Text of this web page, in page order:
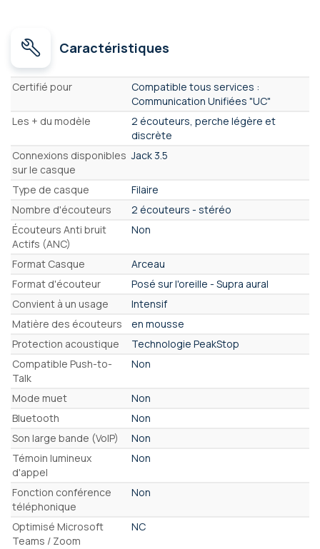
Caractéristiques
Caractéristiques
Certifié pour
Compatible tous services :
Communication Unifiées "UC"
Les + du modèle
2 écouteurs, perche légère et
discrète
Connexions disponibles
sur le casque
Jack 3.5
Type de casque
Filaire
Nombre d'écouteurs
2 écouteurs - stéréo
Écouteurs Anti bruit
Actifs (ANC)
Non
Format Casque
Arceau
Format d'écouteur
Posé sur l'oreille - Supra aural
Convient à un usage
Intensif
Matière des écouteurs
en mousse
Protection acoustique
Technologie PeakStop
Compatible Push-to-
Talk
Non
Mode muet
Non
Bluetooth
Non
Son large bande (VoIP)
Non
Témoin lumineux
d'appel
Non
Fonction conférence
téléphonique
Non
Optimisé Microsoft
Teams / Zoom
NC